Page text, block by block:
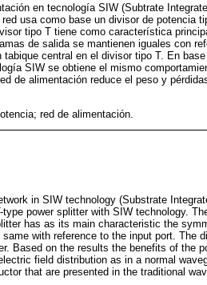
en tecnología SIW (Subtrate
usa como base un divisor de potencia
tipo T tiene como característica
de salida se mantienen iguales con
central en el divisor tipo T. En
SIW se obtiene el mismo
de alimentación reduce el peso y
red de alimentación.
in SIW technology (Substrate
power splitter with SIW technology.
has as its main characteristic the
with reference to the input port. The
Based on the results the benefits of the
field distribution as in a normal
that are presented in the traditional